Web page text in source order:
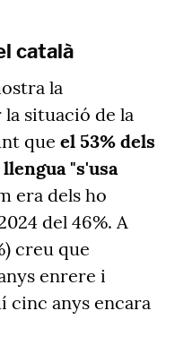
català
la
situació de la
que el 53% dels
"s'usa
era dels ho
del 46%. A
creu que
enrere i
cinc anys encara